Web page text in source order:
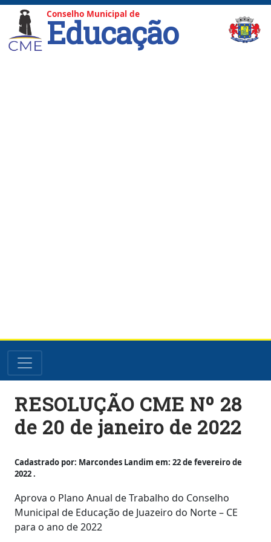
Conselho Municipal de
Educação
content
RESOLUÇÃO CME Nº 28
de 20 de janeiro de 2022
Cadastrado por: Marcondes Landim em: 22 de fevereiro de
2022 .
Aprova o Plano Anual de Trabalho do Conselho
Municipal de Educação de Juazeiro do Norte – CE
para o ano de 2022